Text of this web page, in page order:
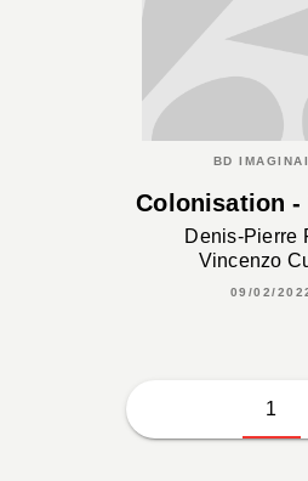
BD
Colonisation -
Denis-Pierre
Vincenzo
09/02/
1